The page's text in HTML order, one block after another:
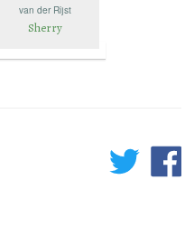
van der Rijst
Sherry